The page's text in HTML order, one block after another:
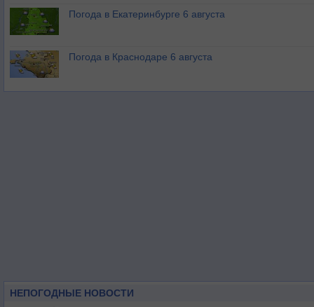
Погода в Екатеринбурге 6 августа
Погода в Краснодаре 6 августа
НЕПОГОДНЫЕ НОВОСТИ